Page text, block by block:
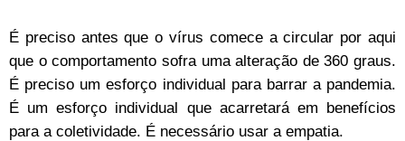
É preciso antes que o vírus comece a circular por aqui
que o comportamento sofra uma alteração de 360 graus.
É preciso um esforço individual para barrar a pandemia.
É um esforço individual que acarretará em benefícios
para a coletividade. É necessário usar a empatia.